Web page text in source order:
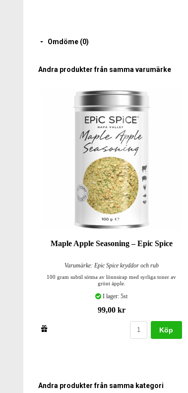
Omdöme (0)
Andra produkter från samma varumärke
Maple Apple Seasoning – Epic Spice
Varumärke: Epic Spice kryddor och rub
100 gram subtil sötma av lönnsirap med syrliga toner av
grönt äpple.
I lager: 5st
99,00 kr
Köp
Andra produkter från samma kategori